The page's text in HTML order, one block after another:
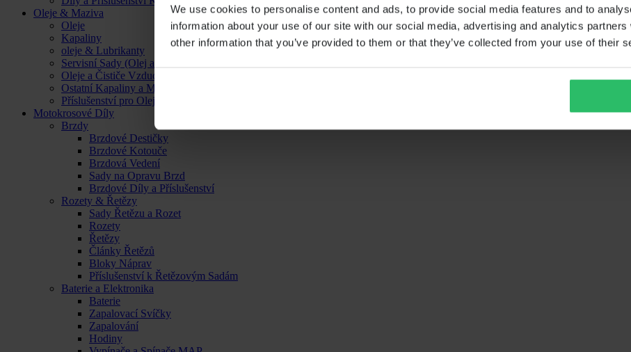
We use cookies to personalise content and ads, to provide social media features and to
information about your use of our site with our social media, advertising and analytics
other information that you’ve provided to them or that they’ve collected from your use of their
Oleje & Maziva
Oleje
Kapaliny
oleje & Lubrikanty
Servisní Sady (Olej a Filtr)
Oleje a Čističe Vzduchových Filtrů
Ostatní Kapaliny a Maziva
Příslušenství pro Oleje, Kapaliny a Maziva
Motokrosové Díly
Brzdy
Brzdové Destičky
Brzdové Kotouče
Brzdová Vedení
Sady na Opravu Brzd
Brzdové Díly a Příslušenství
Rozety & Řetězy
Sady Řetězu a Rozet
Rozety
Řetězy
Články Řetězů
Bloky Náprav
Příslušenství k Řetězovým Sadám
Baterie a Elektronika
Baterie
Zapalovací Svíčky
Zapalování
Hodiny